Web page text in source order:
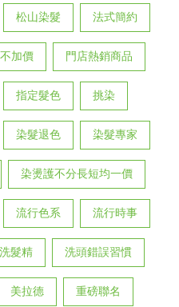
松山染髮 法式簡約
加價 門店熱銷商品
指定髮色 挑染
染髮退色 染髮專家
染燙護不分長短均一價
流行色系 流行時事
洗髮精 洗頭錯誤習慣
美拉德 重磅聯名